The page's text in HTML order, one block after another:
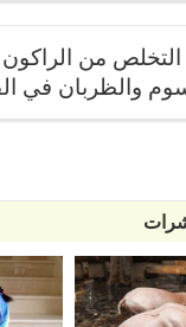
التخلص من الراكون
والظربان في
بك